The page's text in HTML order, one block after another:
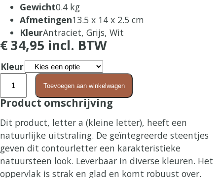
Gewicht0.4 kg
Afmetingen13.5 x 14 x 2.5 cm
KleurAntraciet, Grijs, Wit
€34,95 incl. BTW
Kleur
(klein)
aantal
Toevoegen aan winkelwagen
Product omschrijving
Dit product, letter a (kleine letter), heeft een
natuurlijke uitstraling. De geïntegreerde steentjes
geven dit contourletter een karakteristieke
natuursteen look. Leverbaar in diverse kleuren. Het
oppervlak is strak en glad en komt robuust over.